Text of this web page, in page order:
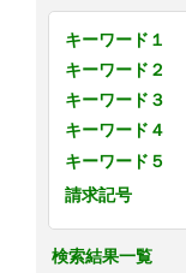
キーワード１
キーワード２
キーワード３
キーワード４
キーワード５
請求記号
検索結果一覧